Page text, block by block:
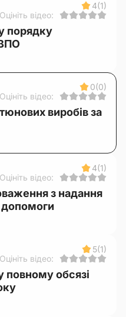
4(1)
Оцініть відео:
порядку
0(0)
Оцініть відео:
виробів за
4(1)
Оцініть відео:
з надання
допомоги
5(1)
Оцініть відео:
повному обсязі